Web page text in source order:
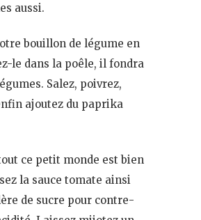
aussi.
bouillon de légume en
le dans la poêle, il fondra
Salez, poivrez,
ajoutez du paprika
ce petit monde est bien
la sauce tomate ainsi
de sucre pour contre-